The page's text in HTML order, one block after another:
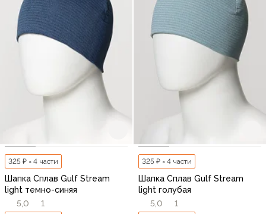
325 ₽ × 4 части
Шапка Сплав Gulf Stream
light темно-синяя
5,0
1
325 ₽ × 4 части
Шапка Сплав Gulf Stream
light голубая
5,0
1